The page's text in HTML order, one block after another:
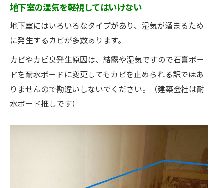
地下室の湿気を軽視してはいけない
地下室にはいろいろなタイプがあり、湿気が溜まるため
に発生するカビが多数あります。
カビやカビ臭発生原因は、結露や湿気ですので石膏ボー
ドを耐水ボードに変更してもカビを止められる訳ではあ
りませんので勘違いしないでください。（建築会社は耐
水ボード推しです）